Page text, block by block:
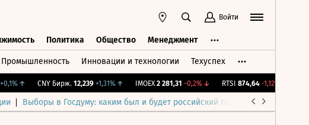
Войти
Политика Общество Менеджмент
Промышленность Инновации и технологии Техуспех
↑ CNY Бирж. 12,239 +1,31%↑ IMOEX 2 281,31 -0,2%↓ RTSI 874,64 -1,12%
Выборы в Госдуму: каким был и будет российский парламент